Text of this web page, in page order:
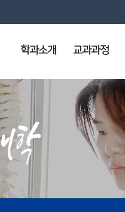
학과소개 교과과정